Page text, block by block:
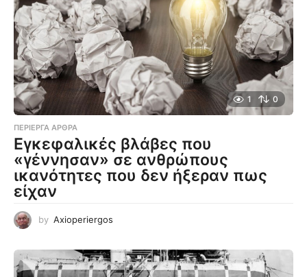
1 0
ΠΕΡΊΕΡΓΑ ΆΡΘΡΑ
Εγκεφαλικές βλάβες που
«γέννησαν» σε ανθρώπους
ικανότητες που δεν ήξεραν πως
είχαν
by Axioperiergos